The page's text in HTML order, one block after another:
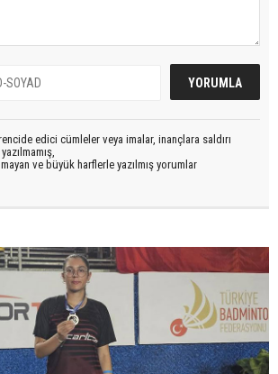
edici cümleler veya imalar, inançlara saldırı
ve büyük harflerle yazılmış yorumlar